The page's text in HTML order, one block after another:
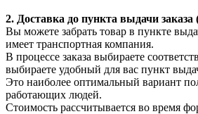
2. Доставка до пункта выдачи
Вы можете забрать товар в пункте
имеет транспортная компания.
В процессе заказа выбираете
выбираете удобный для вас пункт
Это наиболее оптимальный вариант
работающих людей.
Стоимость рассчитывается во время